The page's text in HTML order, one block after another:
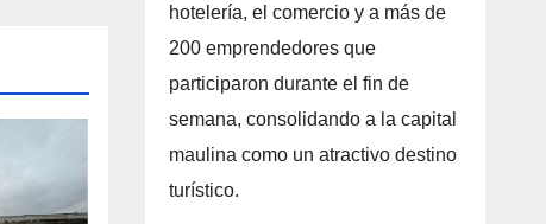
hotelería, el comercio y a más de
200 emprendedores que
participaron durante el fin de
semana, consolidando a la capital
maulina como un atractivo destino
turístico.